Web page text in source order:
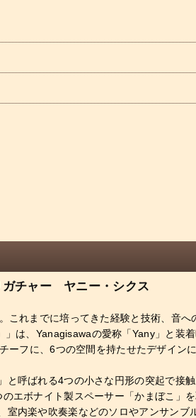
チャー ヤニー・シクス
これまでに培ってきた経験と技術、音へ
」は、Yanagisawaの愛称「Yany」と
ーフに、6つの空間を持たせたデザイ
と呼ばれる4つの小さな円形の突起で接
エボナイト製スペーサー「かまぼこ」
室内楽や吹奏楽などのソロやアンサンブ